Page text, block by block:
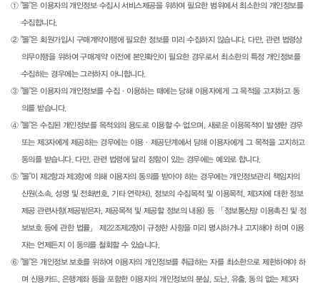
① "몰"은 이용자의 개인정보 수집시 서비스제공을 위하여 필요한 범위에서 최소한의 개인정보를
수집합니다.
② "몰"은 회원가입시 구매계약이행에 필요한 정보를 미리 수집하지 않습니다. 다만, 관련 법령상
의무이행을 위하여 구매계약 이전에 본인확인이 필요한 경우로서 최소한의 특정 개인정보를
수집하는 경우에는 그러하지 아니합니다.
③ "몰"은 이용자의 개인정보를 수집·이용하는 때에는 당해 이용자에게 그 목적을 고지하고 동
의를 받습니다.
④ "몰"은 수집된 개인정보를 목적외의 용도로 이용할 수 없으며, 새로운 이용목적이 발생한 경우
또는 제3자에게 제공하는 경우에는 이용·제공단계에서 당해 이용자에게 그 목적을 고지하고
동의를 받습니다. 다만, 관련 법령에 달리 정함이 있는 경우에는 예외로 합니다.
⑤ "몰"이 제2항과 제3항에 의해 이용자의 동의를 받아야 하는 경우에는 개인정보관리 책임자의
신원(소속, 성명 및 전화번호, 기타 연락처), 정보의 수집목적 및 이용목적, 제3자에 대한 정보
제공 관련사항(제공받은자, 제공목적 및 제공할 정보의 내용) 등 「정보통신망 이용촉진 및 정
보보호 등에 관한 법률」 제22조제2항이 규정한 사항을 미리 명시하거나 고지해야 하며 이용
자는 언제든지 이 동의를 철회할 수 있습니다.
⑥ "몰"은 개인정보 보호를 위하여 이용자의 개인정보를 취급하는 자를 최소한으로 제한하여야 하
며 신용카드, 은행계좌 등을 포함한 이용자의 개인정보의 분실, 도난, 유출, 동의 없는 제3자